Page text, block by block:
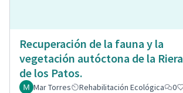
Recuperación de la fauna y la
vegetación autóctona de la Riera
de los Patos.
Mar Torres Rehabilitación Ecológica 0